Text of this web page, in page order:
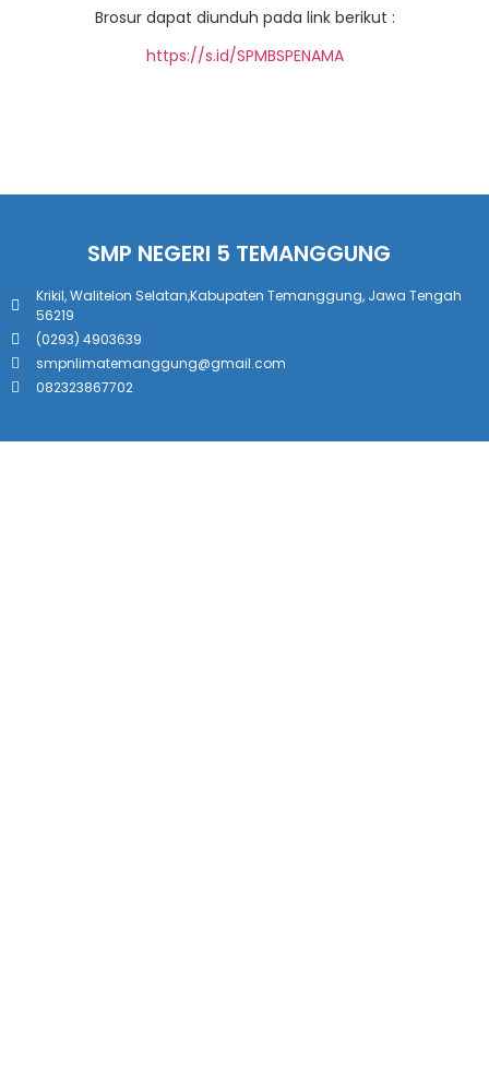
Brosur dapat diunduh pada link berikut :
https://s.id/SPMBSPENAMA
SMP NEGERI 5 TEMANGGUNG
Krikil, Walitelon Selatan,Kabupaten Temanggung, Jawa Tengah
56219
(0293) 4903639
smpnlimatemanggung@gmail.com
082323867702